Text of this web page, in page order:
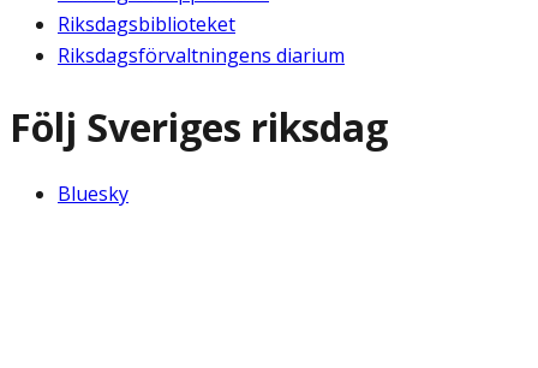
Riksdagsbiblioteket
Riksdagsförvaltningens diarium
Följ Sveriges riksdag
Bluesky